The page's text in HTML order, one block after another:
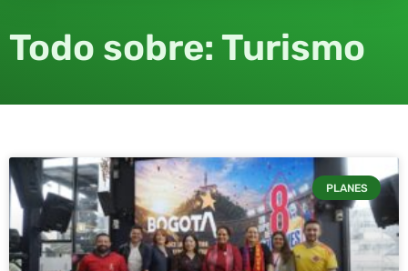
Todo sobre: Turismo
PLANES